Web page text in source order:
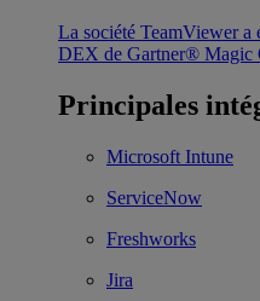
La société TeamViewer a
DEX de Gartner® Magic
Principales
Microsoft Intune
ServiceNow
Freshworks
Jira